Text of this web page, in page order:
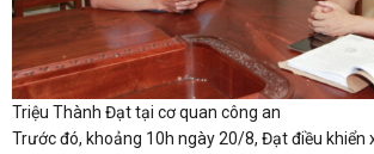
Triệu Thành Đạt tại cơ quan công an
Trước đó, khoảng 10h ngày 20/8, Đạt điều khiển